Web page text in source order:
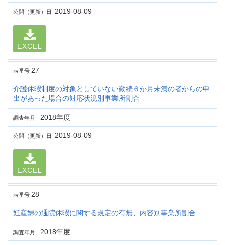
公開（更新）日 2019-08-09
EXCEL
表番号 27
介護休暇制度の対象としていない勤続６か月未満の者からの申
出があった場合の対応状況別事業所割合
調査年月 2018年度
公開（更新）日 2019-08-09
EXCEL
表番号 28
妊産婦の通院休暇に関する規定の有無、内容別事業所割合
調査年月 2018年度